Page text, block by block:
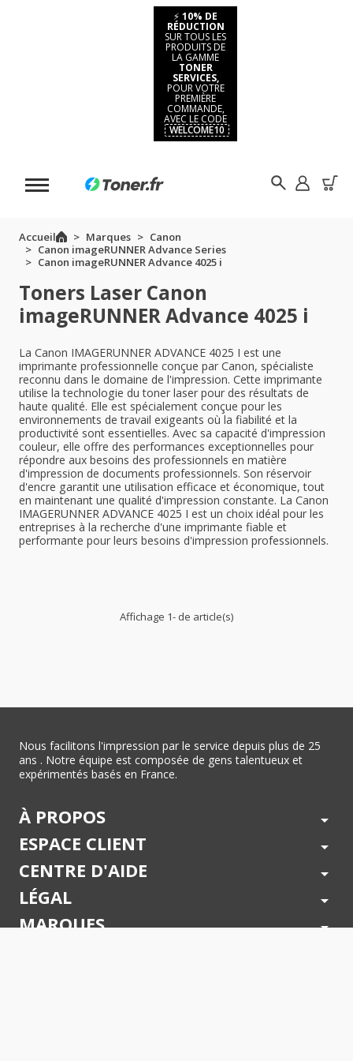
⚡ 10% DE
RÉDUCTION
SUR TOUS LES
PRODUITS DE
LA GAMME
TONER
SERVICES,
POUR VOTRE
PREMIÈRE
COMMANDE,
AVEC LE CODE
WELCOME10
Accueil Marques
Canon
Canon imageRUNNER Advance Series
Canon imageRUNNER Advance 4025 i
Toners Laser Canon
imageRUNNER Advance 4025 i
La Canon IMAGERUNNER ADVANCE 4025 I est une
imprimante professionnelle conçue par Canon, spécialiste
reconnu dans le domaine de l'impression. Cette imprimante
utilise la technologie du toner laser pour des résultats de
haute qualité. Elle est spécialement conçue pour les
environnements de travail exigeants où la fiabilité et la
productivité sont essentielles. Avec sa capacité d'impression
couleur, elle offre des performances exceptionnelles pour
répondre aux besoins des professionnels en matière
d'impression de documents professionnels. Son réservoir
d'encre garantit une utilisation efficace et économique, tout
en maintenant une qualité d'impression constante. La Canon
IMAGERUNNER ADVANCE 4025 I est un choix idéal pour les
entreprises à la recherche d'une imprimante fiable et
performante pour leurs besoins d'impression professionnels.
Affichage 1- de article(s)
Nous facilitons l'impression par le service depuis plus de 25
ans . Notre équipe est composée de gens talentueux et
expérimentés basés en France.
À PROPOS arrow_drop_down
ESPACE CLIENT arrow_drop_down
CENTRE D'AIDE arrow_drop_down
LÉGAL arrow_drop_down
MARQUES arrow_drop_down